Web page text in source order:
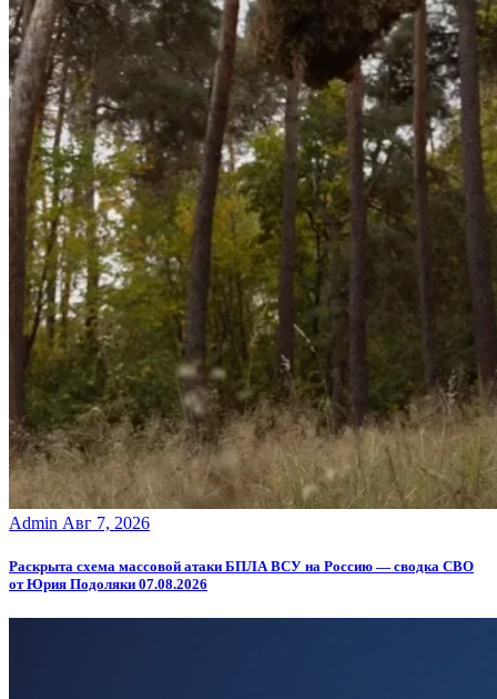
Admin Авг 7, 2026
Раскрыта схема массовой атаки БПЛА ВСУ на Россию — сводка СВО
от Юрия Подоляки 07.08.2026